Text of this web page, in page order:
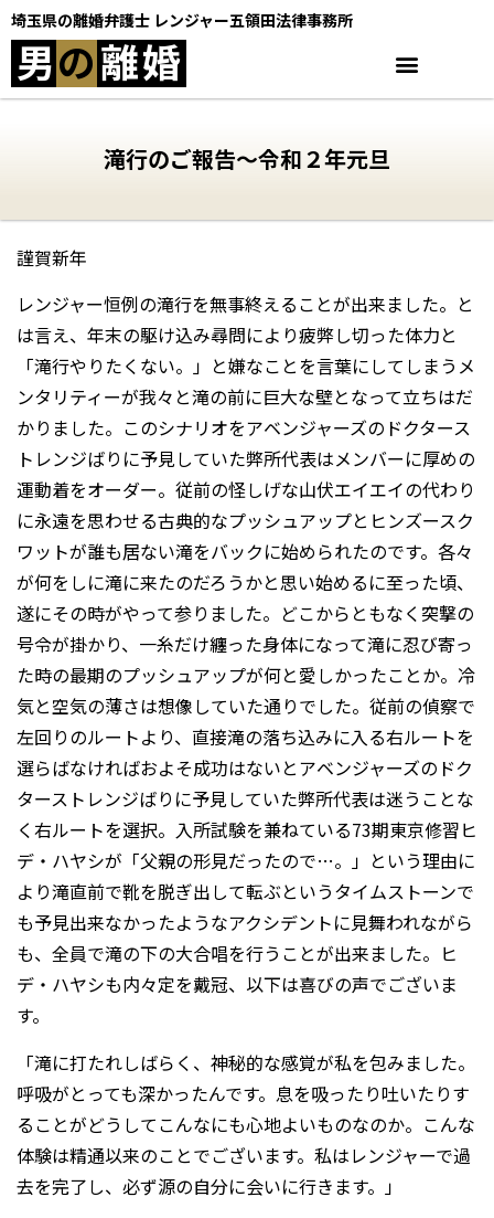
埼玉県の離婚弁護士 レンジャー五領田法律事務所
男の離婚
滝行のご報告〜令和２年元旦
謹賀新年
レンジャー恒例の滝行を無事終えることが出来ました。と
は言え、年末の駆け込み尋問により疲弊し切った体力と
「滝行やりたくない。」と嫌なことを言葉にしてしまうメ
ンタリティーが我々と滝の前に巨大な壁となって立ちはだ
かりました。このシナリオをアベンジャーズのドクタース
トレンジばりに予見していた弊所代表はメンバーに厚めの
運動着をオーダー。従前の怪しげな山伏エイエイの代わり
に永遠を思わせる古典的なプッシュアップとヒンズースク
ワットが誰も居ない滝をバックに始められたのです。各々
が何をしに滝に来たのだろうかと思い始めるに至った頃、
遂にその時がやって参りました。どこからともなく突撃の
号令が掛かり、一糸だけ纏った身体になって滝に忍び寄っ
た時の最期のプッシュアップが何と愛しかったことか。冷
気と空気の薄さは想像していた通りでした。従前の偵察で
左回りのルートより、直接滝の落ち込みに入る右ルートを
選らばなければおよそ成功はないとアベンジャーズのドク
ターストレンジばりに予見していた弊所代表は迷うことな
く右ルートを選択。入所試験を兼ねている73期東京修習ヒ
デ・ハヤシが「父親の形見だったので…。」という理由に
より滝直前で靴を脱ぎ出して転ぶというタイムストーンで
も予見出来なかったようなアクシデントに見舞われながら
も、全員で滝の下の大合唱を行うことが出来ました。ヒ
デ・ハヤシも内々定を戴冠、以下は喜びの声でございま
す。
「滝に打たれしばらく、神秘的な感覚が私を包みました。
呼吸がとっても深かったんです。息を吸ったり吐いたりす
ることがどうしてこんなにも心地よいものなのか。こんな
体験は精通以来のことでございます。私はレンジャーで過
去を完了し、必ず源の自分に会いに行きます。」